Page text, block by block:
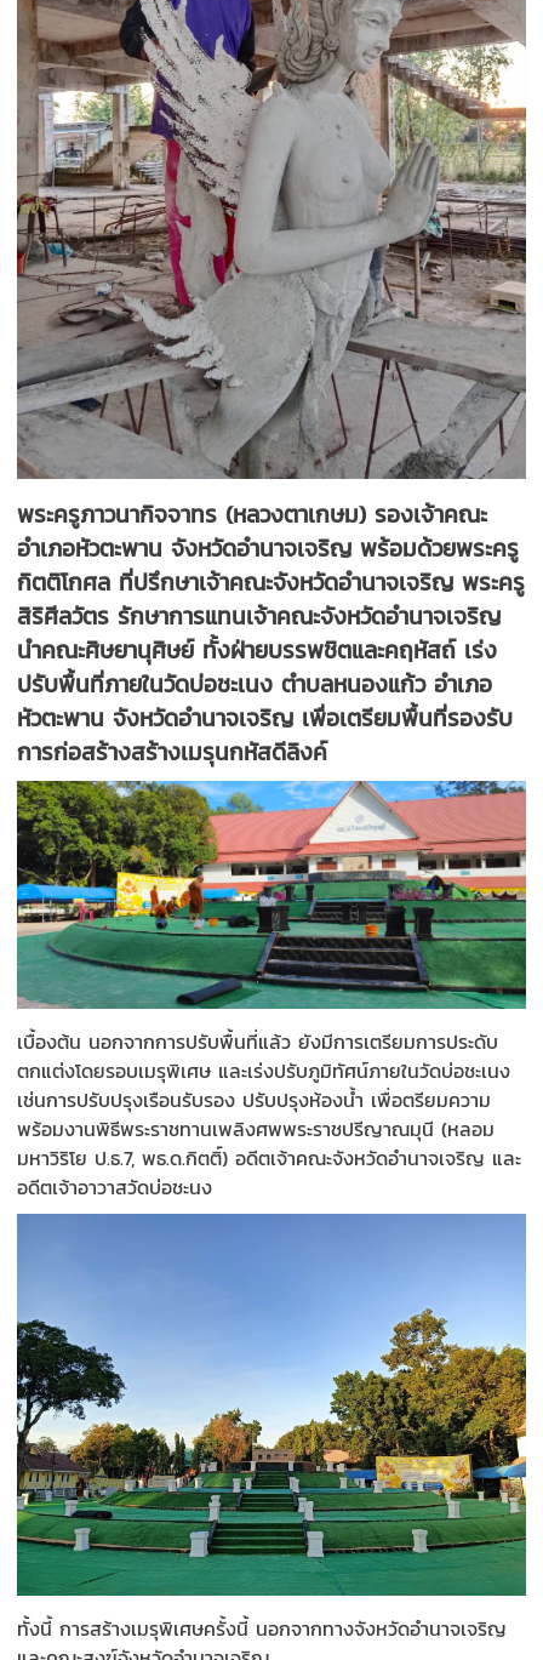
พระครูภาวนากิจจาทร (หลวงตาเกษม) รองเจ้าคณะ
อำเภอหัวตะพาน จังหวัดอำนาจเจริญ พร้อมด้วยพระครู
กิตติโกศล ที่ปรึกษาเจ้าคณะจังหวัดอำนาจเจริญ พระครู
สิริศีลวัตร รักษาการแทนเจ้าคณะจังหวัดอำนาจเจริญ
นำคณะศิษยานุศิษย์ ทั้งฝ่ายบรรพชิตและคฤหัสถ์ เร่ง
ปรับพื้นที่ภายในวัดบ่อชะเนง ตำบลหนองแก้ว อำเภอ
หัวตะพาน จังหวัดอำนาจเจริญ เพื่อเตรียมพื้นที่รองรับ
การก่อสร้างสร้างเมรุนกหัสดีลิงค์
เบื้องต้น นอกจากการปรับพื้นที่แล้ว ยังมีการเตรียมการประดับ
ตกแต่งโดยรอบเมรุพิเศษ และเร่งปรับภูมิทัศน์ภายในวัดบ่อชะเนง
เช่นการปรับปรุงเรือนรับรอง ปรับปรุงห้องน้ำ เพื่อตรียมความ
พร้อมงานพิธีพระราชทานเพลิงศพพระราชปรีญาณมุนี (หลอม
มหาวิริโย ป.ธ.7, พธ.ด.กิตติ์) อดีตเจ้าคณะจังหวัดอำนาจเจริญ และ
อดีตเจ้าอาวาสวัดบ่อชะนง
ทั้งนี้ การสร้างเมรุพิเศษครั้งนี้ นอกจากทางจังหวัดอำนาจเจริญ